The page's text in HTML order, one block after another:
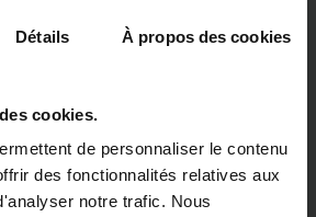
Détails À propos des cookies
cookies.
de personnaliser le contenu
des fonctionnalités relatives aux
notre trafic. Nous